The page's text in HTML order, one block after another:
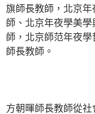
旗師長教師，北京
師、北京年夜學美
師，北京師范年夜
師長教師。
方朝暉師長教師從